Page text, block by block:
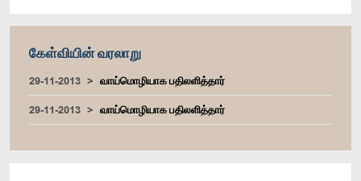
கேள்வியின் வரலாறு
29-11-2013
வாய்மொழியாக பதிலளித்தார்
29-11-2013
வாய்மொழியாக பதிலளித்தார்